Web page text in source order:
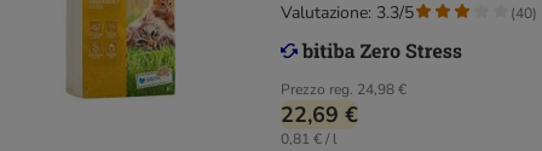
Prezzo reg. 24,98 €
22,69 €
0,81 € / l
Valutazione: 3.3/5 (40)